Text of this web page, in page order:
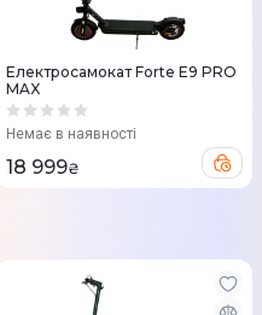
Електросамокат Forte E9 PRO
MAX
Немає в наявності
18 999₴